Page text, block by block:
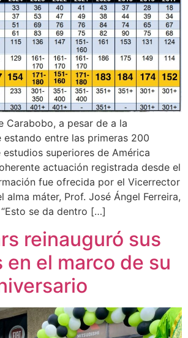
Carabobo, a pesar de a la
estando entre las primeras 200
estudios superiores de América
actuación registrada desde el
fue ofrecida por el Vicerrector
alma máter, Prof. José Ángel Ferreira,
se da dentro […]
reinauguró sus
en el marco de su